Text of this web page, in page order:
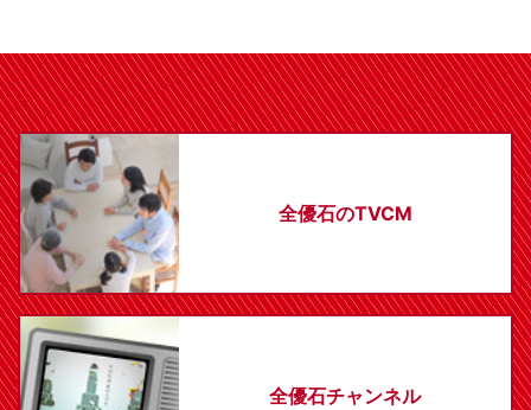
全優石のTVCM
全優石チャンネル